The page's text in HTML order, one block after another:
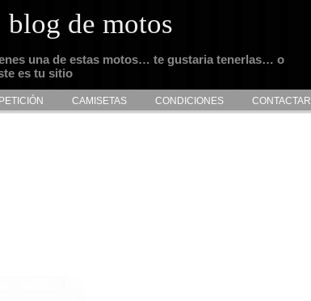
de motos
una de estas motos… te gustaria tenerlas… o
es tu sitio
CAMISETAS CONDICIONES CONTACTAR